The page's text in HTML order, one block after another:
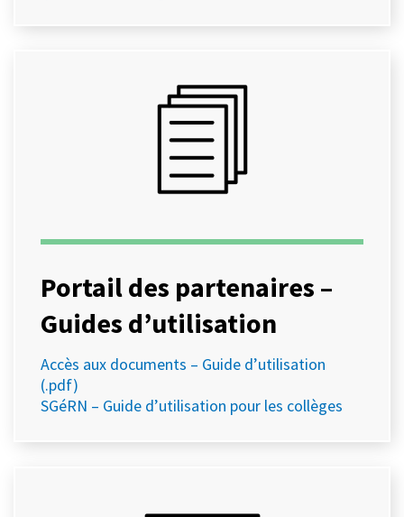
Portail des partenaires –
Guides d’utilisation
Accès aux documents – Guide d’utilisation
(.pdf)
SGéRN – Guide d’utilisation pour les collèges